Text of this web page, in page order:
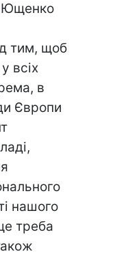
тим, щоб
всіх
в
Європи
нашого
треба